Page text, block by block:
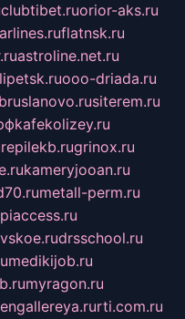
clubtibet.ruorior-aks.ru
flatnsk.ru
astroline.net.ru
ooo-driada.ru
bruslanovo.rusiterem.ru
kafekolizey.ru
grinox.ru
kameryjooan.ru
metall-perm.ru
drsschool.ru
medikijob.ru
myragon.ru
rti.com.ru